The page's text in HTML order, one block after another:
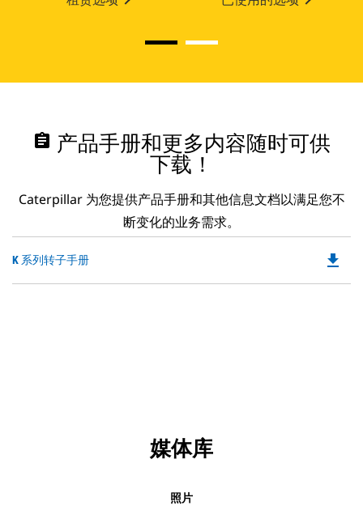
assignment 产品手册和更多内容随时可供
下载！
Caterpillar 为您提供产品手册和其他信息文档以满足您不
断变化的业务需求。
K 系列转子手册 file_download
媒体库
照片